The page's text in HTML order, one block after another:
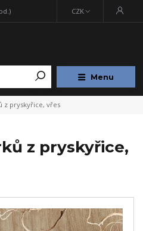
Menu
CZK
z pryskyřice, vřes
z pryskyřice,